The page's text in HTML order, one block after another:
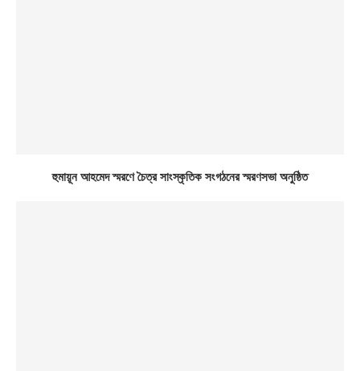
হুমায়ূন আহমেদ স্মরণে চৈত্র সাংস্কৃতিক সংগঠনের স্মরণসভা অনুষ্ঠিত